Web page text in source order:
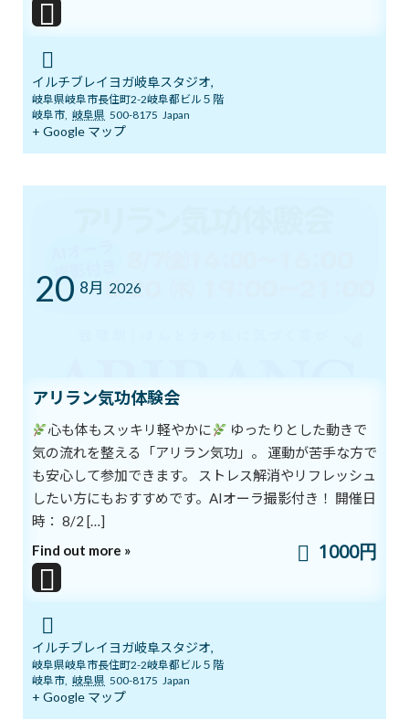
ブログ
8/1スタート！新オーラ診断付きヨガ
体験キャンペーン
2026年8月1日
7/12㈰ 10:00～12:00 オープンクラス開
チャクラバランスチェック
2026年6月28日
ブログ
す
2026年6月13日
イルチブレイヨガ岐阜スタジオ,
岐阜県岐阜市長住町2-2岐阜都ビル５階
岐阜市, 岐阜県 500-8175 Japan
+ Google マップ
20 8月 2026
アリラン気功体験会
心も体もスッキリ軽やかに
ゆったりとした動きで
気の流れを整える「アリラン気功」。 運動が苦手な方で
も安心して参加できます。 ストレス解消やリフレッシュ
したい方にもおすすめです。AIオーラ撮影付き！ 開催日
時： 8/2 […]
Find out more »
1000円
イルチブレイヨガ岐阜スタジオ,
岐阜県岐阜市長住町2-2岐阜都ビル５階
岐阜市, 岐阜県 500-8175 Japan
+ Google マップ